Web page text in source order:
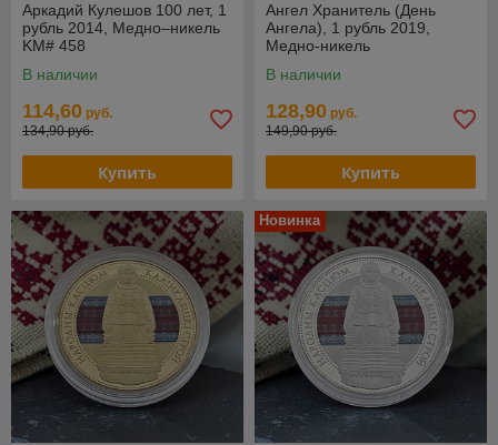
Аркадий Кулешов 100 лет, 1
рубль 2014, Медно–никель
KM# 458
В наличии
114,60 руб.
134,90 руб.
Купить
Ангел Хранитель (День
Ангела), 1 рубль 2019,
Медно-никель
В наличии
128,90 руб.
149,90 руб.
Купить
Новинка